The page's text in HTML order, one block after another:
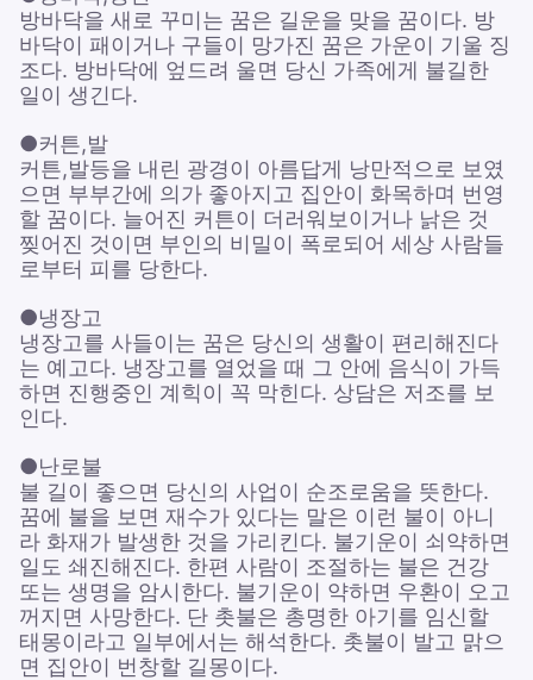
방바닥을 새로 꾸미는 꿈은 길운을 맞을 꿈이다. 방
바닥이 패이거나 구들이 망가진 꿈은 가운이 기울 징
조다. 방바닥에 엎드려 울면 당신 가족에게 불길한
일이 생긴다.
●커튼,발
커튼,발등을 내린 광경이 아름답게 낭만적으로 보였
으면 부부간에 의가 좋아지고 집안이 화목하며 번영
할 꿈이다. 늘어진 커튼이 더러워보이거나 낡은 것
찢어진 것이면 부인의 비밀이 폭로되어 세상 사람들
로부터 피를 당한다.
●냉장고
냉장고를 사들이는 꿈은 당신의 생활이 편리해진다
는 예고다. 냉장고를 열었을 때 그 안에 음식이 가득
하면 진행중인 계힉이 꼭 막힌다. 상담은 저조를 보
인다.
●난로불
불 길이 좋으면 당신의 사업이 순조로움을 뜻한다.
꿈에 불을 보면 재수가 있다는 말은 이런 불이 아니
라 화재가 발생한 것을 가리킨다. 불기운이 쇠약하면
일도 쇄진해진다. 한편 사람이 조절하는 불은 건강
또는 생명을 암시한다. 불기운이 약하면 우환이 오고
꺼지면 사망한다. 단 촛불은 총명한 아기를 임신할
태몽이라고 일부에서는 해석한다. 촛불이 발고 맑으
면 집안이 번창할 길몽이다.